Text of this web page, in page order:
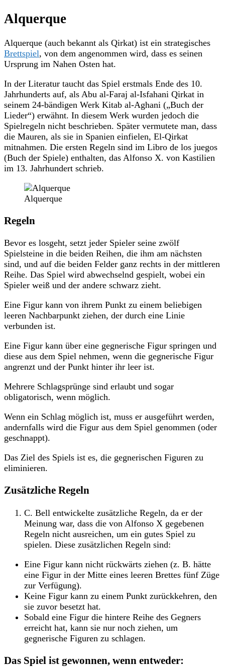
Alquerque
Alquerque (auch bekannt als Qirkat) ist ein strategisches
Brettspiel, von dem angenommen wird, dass es seinen
Ursprung im Nahen Osten hat.
In der Literatur taucht das Spiel erstmals Ende des 10.
Jahrhunderts auf, als Abu al-Faraj al-Isfahani Qirkat in
seinem 24-bändigen Werk Kitab al-Aghani („Buch der
Lieder“) erwähnt. In diesem Werk wurden jedoch die
Spielregeln nicht beschrieben. Später vermutete man, dass
die Mauren, als sie in Spanien einfielen, El-Qirkat
mitnahmen. Die ersten Regeln sind im Libro de los juegos
(Buch der Spiele) enthalten, das Alfonso X. von Kastilien
im 13. Jahrhundert schrieb.
Alquerque
Regeln
Bevor es losgeht, setzt jeder Spieler seine zwölf
Spielsteine in die beiden Reihen, die ihm am nächsten
sind, und auf die beiden Felder ganz rechts in der mittleren
Reihe. Das Spiel wird abwechselnd gespielt, wobei ein
Spieler weiß und der andere schwarz zieht.
Eine Figur kann von ihrem Punkt zu einem beliebigen
leeren Nachbarpunkt ziehen, der durch eine Linie
verbunden ist.
Eine Figur kann über eine gegnerische Figur springen und
diese aus dem Spiel nehmen, wenn die gegnerische Figur
angrenzt und der Punkt hinter ihr leer ist.
Mehrere Schlagsprünge sind erlaubt und sogar
obligatorisch, wenn möglich.
Wenn ein Schlag möglich ist, muss er ausgeführt werden,
andernfalls wird die Figur aus dem Spiel genommen (oder
geschnappt).
Das Ziel des Spiels ist es, die gegnerischen Figuren zu
eliminieren.
Zusätzliche Regeln
C. Bell entwickelte zusätzliche Regeln, da er der
Meinung war, dass die von Alfonso X gegebenen
Regeln nicht ausreichen, um ein gutes Spiel zu
spielen. Diese zusätzlichen Regeln sind:
Eine Figur kann nicht rückwärts ziehen (z. B. hätte
eine Figur in der Mitte eines leeren Brettes fünf Züge
zur Verfügung).
Keine Figur kann zu einem Punkt zurückkehren, den
sie zuvor besetzt hat.
Sobald eine Figur die hintere Reihe des Gegners
erreicht hat, kann sie nur noch ziehen, um
gegnerische Figuren zu schlagen.
Das Spiel ist gewonnen, wenn entweder: